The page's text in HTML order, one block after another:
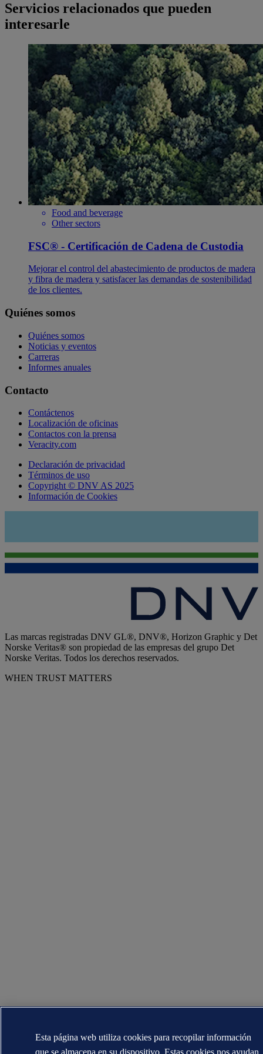
Servicios relacionados que pueden
interesarle
Food and beverage
Other sectors
FSC® - Certificación de Cadena de Custodia
Mejorar el control del abastecimiento de productos de madera
y fibra de madera y satisfacer las demandas de sostenibilidad
de los clientes.
Quiénes somos
Quiénes somos
Noticias y eventos
Carreras
Informes anuales
Contacto
Contáctenos
Localización de oficinas
Contactos con la prensa
Veracity.com
Declaración de privacidad
Términos de uso
Copyright © DNV AS 2025
Información de Cookies
Las marcas registradas DNV GL®, DNV®, Horizon Graphic y Det
Norske Veritas® son propiedad de las empresas del grupo Det
Norske Veritas. Todos los derechos reservados.
WHEN TRUST MATTERS
Esta página web utiliza cookies para recopilar información
que se almacena en su dispositivo. Estas cookies nos ayudan